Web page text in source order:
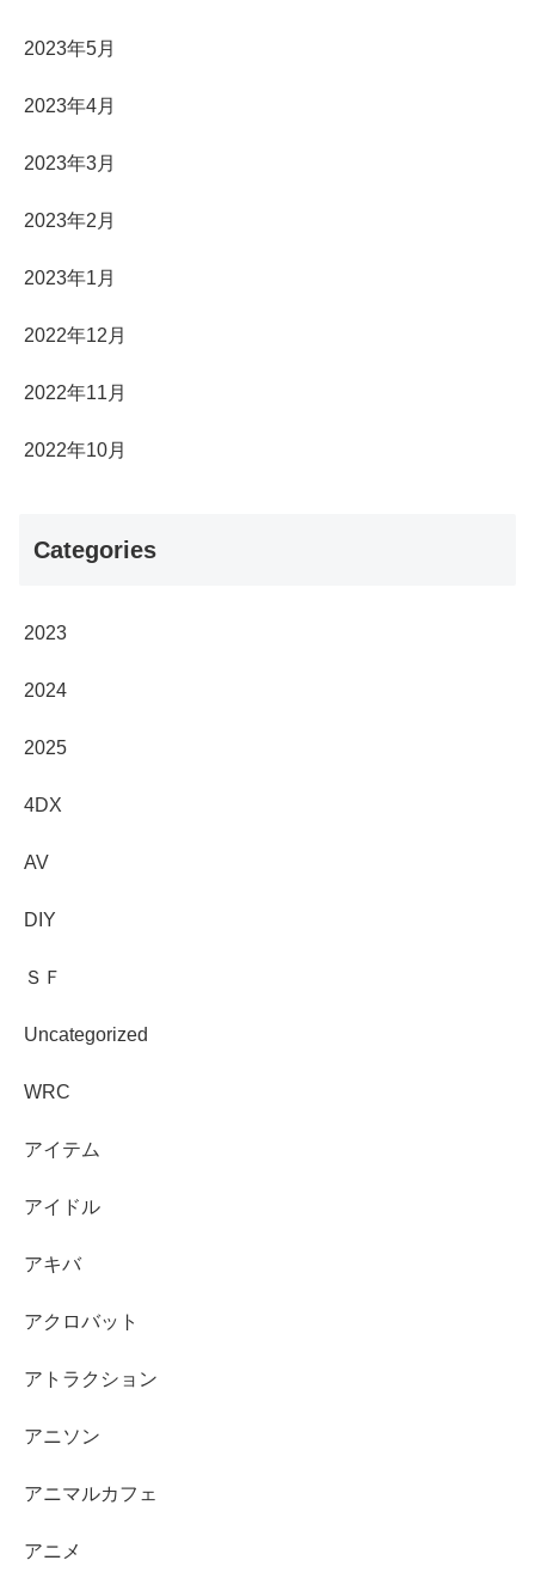
2023年5月
2023年4月
2023年3月
2023年2月
2023年1月
2022年12月
2022年11月
2022年10月
Categories
2023
2024
2025
4DX
AV
DIY
ＳＦ
Uncategorized
WRC
アイテム
アイドル
アキバ
アクロバット
アトラクション
アニソン
アニマルカフェ
アニメ